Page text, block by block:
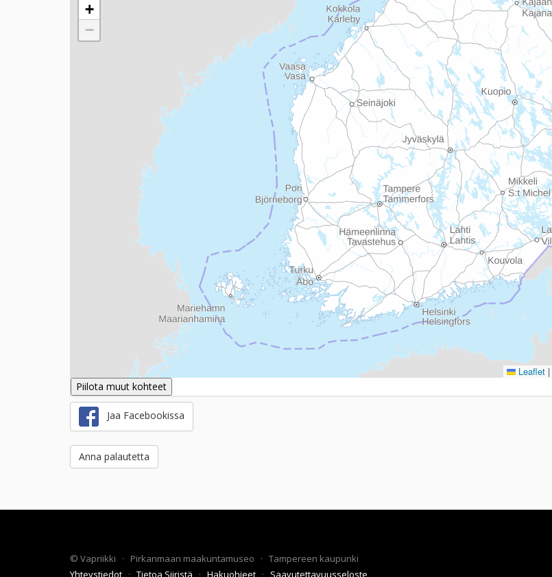
+
−
Leaflet |
Piilota muut kohteet
Jaa Facebookissa
Anna palautetta
© Vapriikki · Pirkanmaan maakuntamuseo · Tampereen kaupunki
Yhteystiedot · Tietoa Siiristä · Hakuohjeet · Saavutettavuusseloste